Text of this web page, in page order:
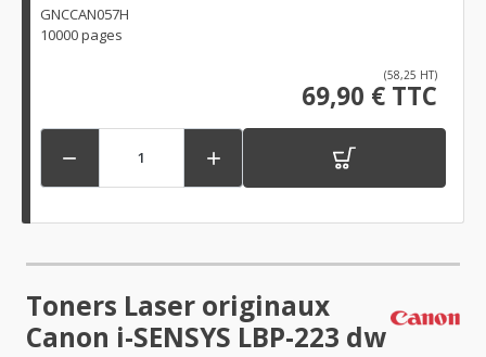
GNCCAN057H
10000 pages
(58,25 HT)
69,90 € TTC
 
Toners Laser originaux
Canon i-SENSYS LBP-223 dw